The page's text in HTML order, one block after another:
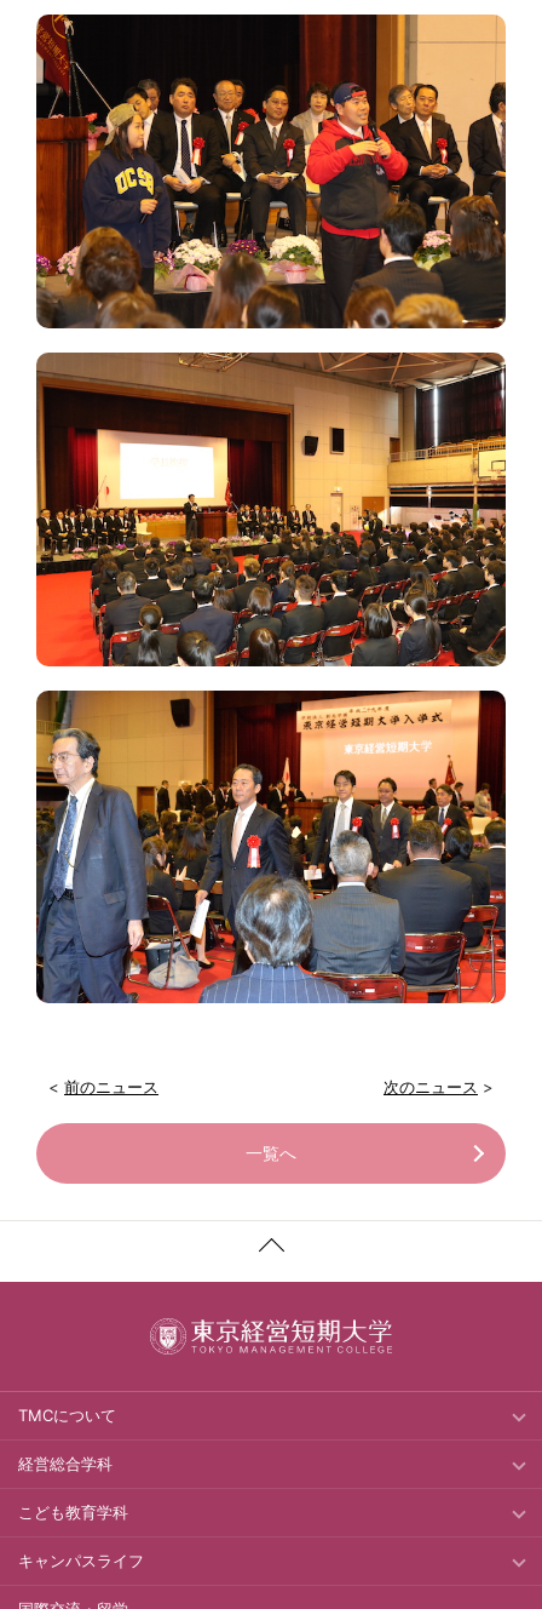
< 前のニュース 次のニュース >
一覧へ
TMCについて
経営総合学科
こども教育学科
キャンパスライフ